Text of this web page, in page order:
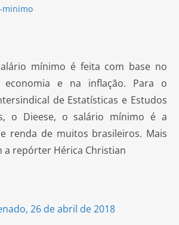
minimo
mínimo é feita com base no
economia e na inflação. Para o
de Estatísticas e Estudos
o Dieese, o salário mínimo é a
renda de muitos brasileiros. Mais
a repórter Hérica Christian
26 de abril de 2018